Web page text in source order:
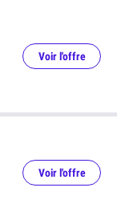
Voir l'offre
Voir l'offre